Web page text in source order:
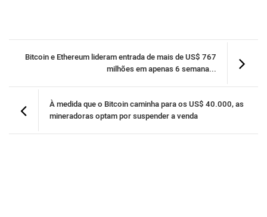
Bitcoin e Ethereum lideram entrada de mais de US$ 767
milhões em apenas 6 semana...
À medida que o Bitcoin caminha para os US$ 40.000, as
mineradoras optam por suspender a venda